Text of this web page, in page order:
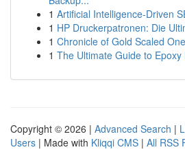
1 Artificial Intelligence-Driven
1 HP Druckerpatronen: Die
1 Chronicle of Gold Scaled
1 The Ultimate Guide to Epoxy
Copyright © 2026 | Advanced Search |
Users | Made with Kliqqi CMS | All RSS